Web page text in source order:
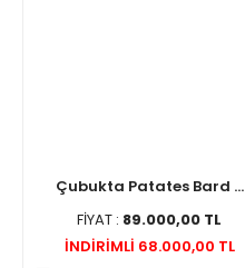
Çubukta Patates Bard ...
FİYAT : 89.000,00 TL
İNDİRİMLİ 68.000,00 TL